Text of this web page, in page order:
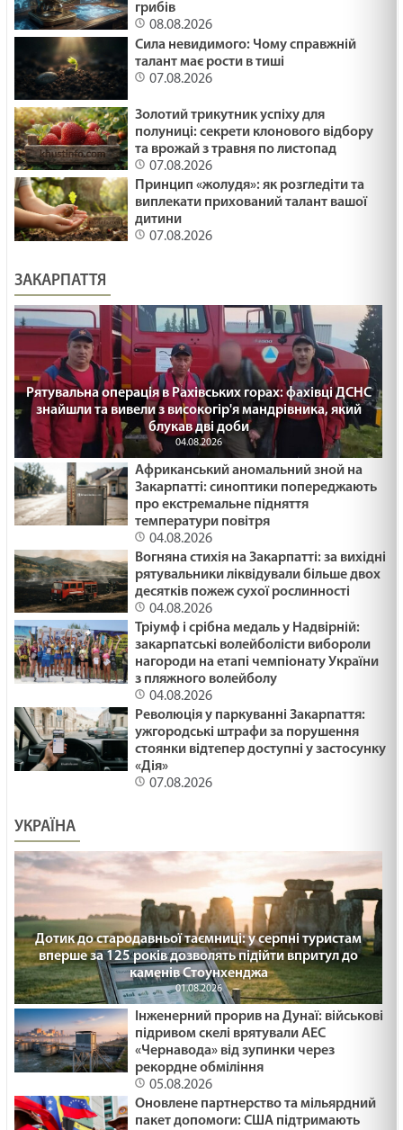
грибів
08.08.2026
Сила невидимого: Чому справжній
талант має рости в тиші
07.08.2026
Золотий трикутник успіху для
полуниці: секрети клонового відбору
та врожай з травня по листопад
07.08.2026
Принцип «жолудя»: як розгледіти та
виплекати прихований талант вашої
дитини
07.08.2026
ЗАКАРПАТТЯ
Рятувальна операція в Рахівських горах: фахівці ДСНС
знайшли та вивели з високогір'я мандрівника, який
блукав дві доби
04.08.2026
Африканський аномальний зной на
Закарпатті: синоптики попереджають
про екстремальне підняття
температури повітря
04.08.2026
Вогняна стихія на Закарпатті: за вихідні
рятувальники ліквідували більше двох
десятків пожеж сухої рослинності
04.08.2026
Тріумф і срібна медаль у Надвірній:
закарпатські волейболісти вибороли
нагороди на етапі чемпіонату України
з пляжного волейболу
04.08.2026
Революція у паркуванні Закарпаття:
ужгородські штрафи за порушення
стоянки відтепер доступні у застосунку
«Дія»
07.08.2026
УКРАЇНА
Дотик до стародавньої таємниці: у серпні туристам
вперше за 125 років дозволять підійти впритул до
каменів Стоунхенджа
01.08.2026
Інженерний прорив на Дунаї: військові
підривом скелі врятували АЕС
«Чернавода» від зупинки через
рекордне обміління
05.08.2026
Оновлене партнерство та мільярдний
пакет допомоги: США підтримають